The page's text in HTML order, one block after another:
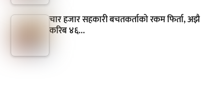
चार हजार सहकारी बचतकर्ताको रकम फिर्ता, अझै
करिब ४६…